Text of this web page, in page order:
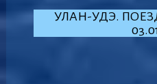
УЛАН-УДЭ.